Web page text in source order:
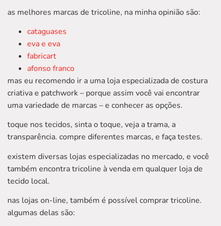
as melhores marcas de tricoline, na minha opinião são:
cataguases
eva e eva
fabricart
afonso franco
mas eu recomendo ir a uma loja especializada de costura
criativa e patchwork – porque assim você vai encontrar
uma variedade de marcas – e conhecer as opções.
toque nos tecidos, sinta o toque, veja a trama, a
transparência. compre diferentes marcas, e faça testes.
existem diversas lojas especializadas no mercado, e você
também encontra tricoline à venda em qualquer loja de
tecido local.
nas lojas on-line, também é possível comprar tricoline.
algumas delas são: